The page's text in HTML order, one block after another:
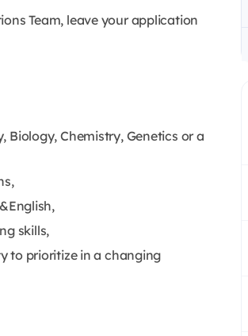
Team, leave your application
Biology, Chemistry, Genetics or a
skills,
to prioritize in a changing